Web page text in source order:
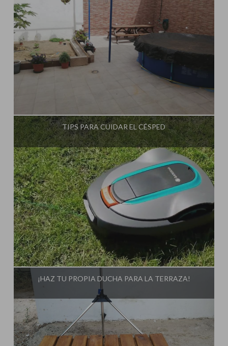
TIPS PARA CUIDAR EL CÉSPED
Influencer:
¡HAZ TU PROPIA DUCHA PARA LA TERRAZA!